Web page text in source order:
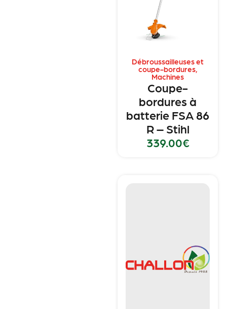
Débroussailleuses et
coupe-bordures,
Machines
Coupe-
bordures à
batterie FSA 86
R – Stihl
339.00€